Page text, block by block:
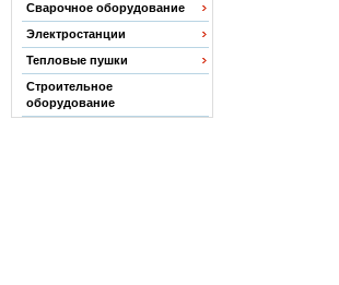
Сварочное оборудование
Электростанции
Тепловые пушки
Строительное
оборудование